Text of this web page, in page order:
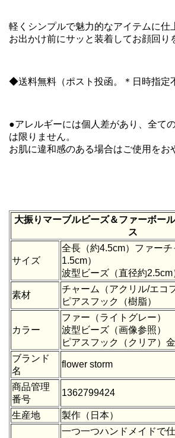
軽くシンプルで魅力的なアイテムに仕
お出かけ前にサッと装着してお顔回り
◆送料無料（ポスト投函。＊日時指定
●アレルギーには個人差があり、全て
は限りません。
お肌に違和感のある場合はご使用をお
大振りマーブルビーズ＆ファーボー
ス
サイズ
全長（約4.5cm） ファー
1.5cm）
波型ビーズ（直径約2.5cm
素材
チャーム（アクリル/エコ
ピアスフック（樹脂）
カラー
ファー（ライトグレー）
波型ビーズ （画像参照）
ピアスフック（クリア）
ブランド
名
flower storm
商品管理
番号
1362799424
生産地 製作（日本）
一つ一つハンドメイドで